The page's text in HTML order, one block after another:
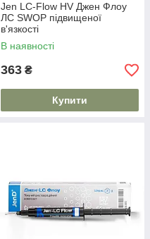
Jen LC-Flow HV Джен Флоу
ЛС SWOP підвищеної
в'язкості
В наявності
363 ₴
Купити